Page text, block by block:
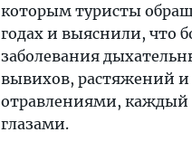
беды
россиян
на
отдыхе
—
самая
которым туристы
годах и выяснили, что
заболевания
вывихов, растяжений и
отравлениями, каждый
глазами.